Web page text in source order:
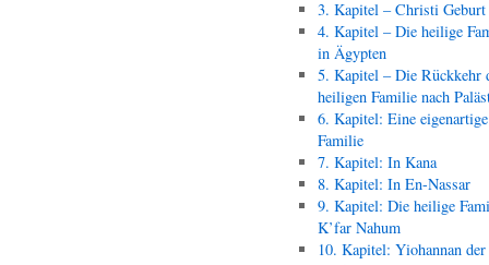
3. Kapitel – Christi Geburt
4. Kapitel – Die heilige
in Ägypten
5. Kapitel – Die Rückkehr
heiligen Familie nach
6. Kapitel: Eine eigenartige
Familie
7. Kapitel: In Kana
8. Kapitel: In En-Nassar
9. Kapitel: Die heilige
K’far Nahum
10. Kapitel: Yiohannan der